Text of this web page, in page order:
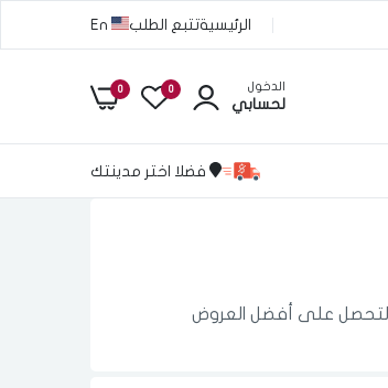
الرئيسيةتتبع الطلب En
الدخول
لحسابي
0
0
فضلا اختر مدينتك
لتحصل على أفضل العروض